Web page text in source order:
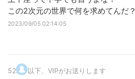
この2次元の世界で何を求めてんだ？
2023/09/05 02:14:05
52. 以下、VIPがお送りします